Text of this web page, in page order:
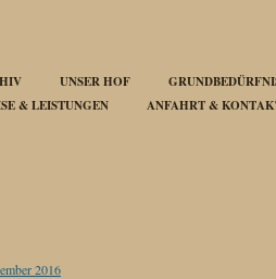
UNSER HOF
& LEISTUNGEN
ANFAHRT &
2016